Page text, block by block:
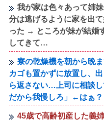
我が家は色々あって姉
分は逃げるように家を出
った → ところが妹が結婚
してきて…
寮の乾燥機を朝から晩
カゴも置かずに放置し、
ら返さない…上司に相談
だから我慢しろ」←はぁ？
45歳で高齢初産した義